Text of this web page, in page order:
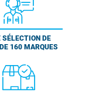
SÉLECTION DE
160 MARQUES